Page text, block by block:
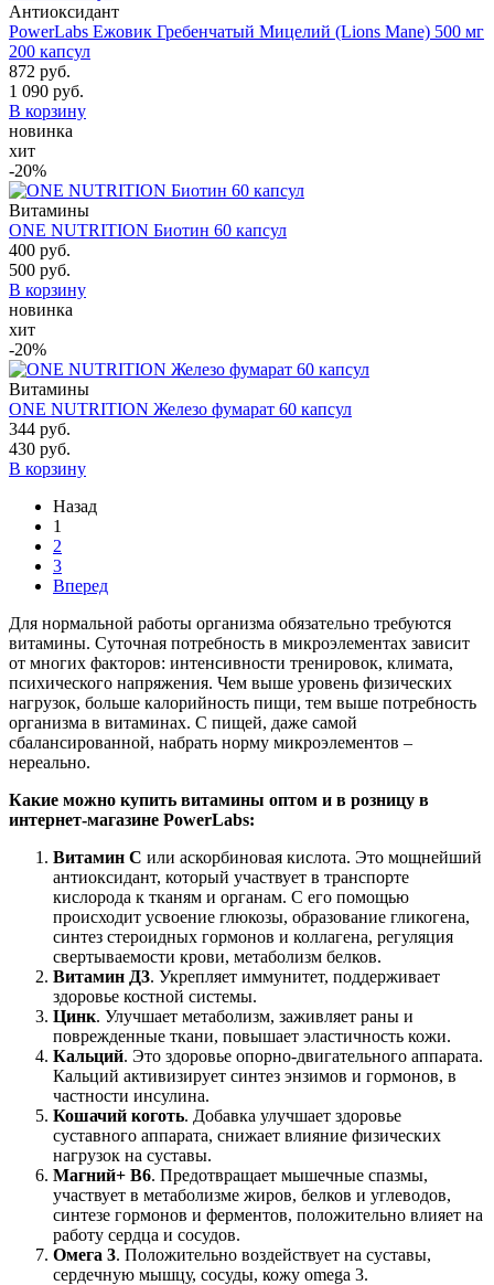
Антиоксидант
PowerLabs Ежовик Гребенчатый Мицелий (Lions Mane) 500 мг
200 капсул
872 руб.
1 090 руб.
В корзину
новинка
хит
-20%
Витамины
ONE NUTRITION Биотин 60 капсул
400 руб.
500 руб.
В корзину
новинка
хит
-20%
Витамины
ONE NUTRITION Железо фумарат 60 капсул
344 руб.
430 руб.
В корзину
Назад
1
2
3
Вперед
Для нормальной работы организма обязательно требуются
витамины. Суточная потребность в микроэлементах зависит
от многих факторов: интенсивности тренировок, климата,
психического напряжения. Чем выше уровень физических
нагрузок, больше калорийность пищи, тем выше потребность
организма в витаминах. С пищей, даже самой
сбалансированной, набрать норму микроэлементов –
нереально.
Какие можно купить витамины оптом и в розницу в
интернет-магазине PowerLabs:
Витамин С или аскорбиновая кислота. Это мощнейший
антиоксидант, который участвует в транспорте
кислорода к тканям и органам. С его помощью
происходит усвоение глюкозы, образование гликогена,
синтез стероидных гормонов и коллагена, регуляция
свертываемости крови, метаболизм белков.
Витамин Д3. Укрепляет иммунитет, поддерживает
здоровье костной системы.
Цинк. Улучшает метаболизм, заживляет раны и
поврежденные ткани, повышает эластичность кожи.
Кальций. Это здоровье опорно-двигательного аппарата.
Кальций активизирует синтез энзимов и гормонов, в
частности инсулина.
Кошачий коготь. Добавка улучшает здоровье
суставного аппарата, снижает влияние физических
нагрузок на суставы.
Магний+ В6. Предотвращает мышечные спазмы,
участвует в метаболизме жиров, белков и углеводов,
синтезе гормонов и ферментов, положительно влияет на
работу сердца и сосудов.
Омега 3. Положительно воздействует на суставы,
сердечную мышцу, сосуды, кожу omega 3.